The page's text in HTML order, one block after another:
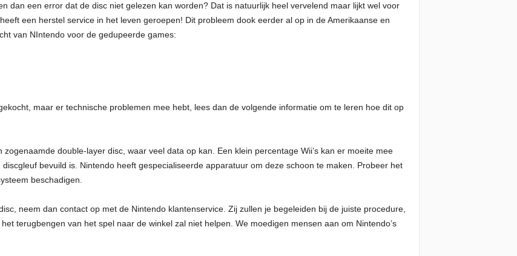
dan een error dat de disc niet gelezen kan worden? Dat is natuurlijk heel vervelend maar lijkt wel voor
een herstel service in het leven geroepen! Dit probleem dook eerder al op in de Amerikaanse en
van NIntendo voor de gedupeerde games:
maar er technische problemen mee hebt, lees dan de volgende informatie om te leren hoe dit op
double-layer disc, waar veel data op kan. Een klein percentage Wii’s kan er moeite mee
bevuild is. Nintendo heeft gespecialiseerde apparatuur om deze schoon te maken. Probeer het
beschadigen.
neem dan contact op met de Nintendo klantenservice. Zij zullen je begeleiden bij de juiste procedure,
terugbengen van het spel naar de winkel zal niet helpen. We moedigen mensen aan om Nintendo’s